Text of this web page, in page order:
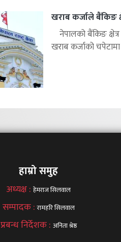
खराब कर्जाले बैंकिङ
नेपालको बैंकिङ
खराब कर्जाको
हाम्रो समुह
अध्यक्ष :हेमराज सिलवाल
सम्पादक :रामहरि सिलवाल
प्रबन्ध निर्देशक : अनिता श्रेष्ठ